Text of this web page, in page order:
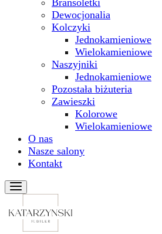
Bransoletki
Dewocjonalia
Kolczyki
Jednokamieniowe
Wielokamieniowe
Naszyjniki
Jednokamieniowe
Pozostała biżuteria
Zawieszki
Kolorowe
Wielokamieniowe
O nas
Nasze salony
Kontakt